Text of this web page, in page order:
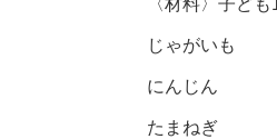
じゃがい
にんじ
たまね